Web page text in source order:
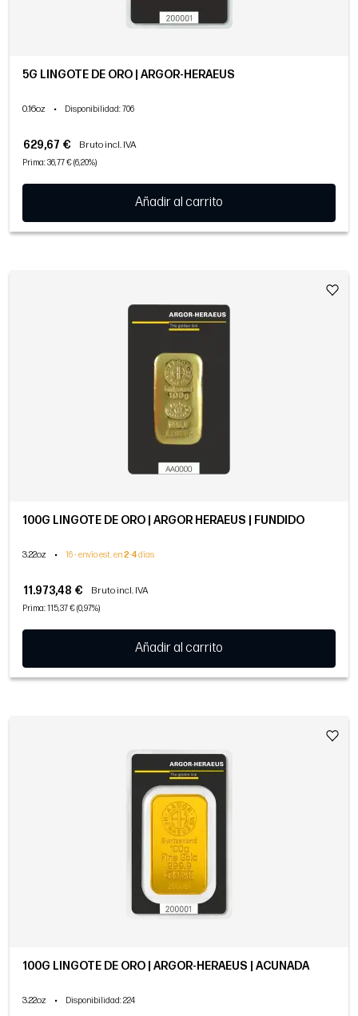
5G LINGOTE DE ORO | ARGOR-HERAEUS
0.16oz • Disponibilidad: 706
629,67 € Bruto incl. IVA
Prima: 36,77 € (6,20%)
Añadir al carrito
100G LINGOTE DE ORO | ARGOR HERAEUS | FUNDIDO
3.22oz • 16 - envío est. en2-4días
11.973,48 € Bruto incl. IVA
Prima: 115,37 € (0,97%)
Añadir al carrito
100G LINGOTE DE ORO | ARGOR-HERAEUS | ACUÑADA
3.22oz • Disponibilidad: 224